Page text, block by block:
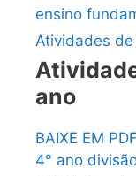
ensino
Atividades
ano
BAIXE EM
4° ano